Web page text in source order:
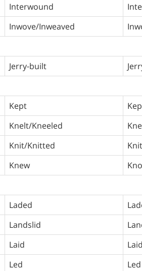
Interwound
Inwove/Inweaved
Jerry-built
Kept
Knelt/Kneeled
Knit/Knitted
Knew
Laded
Landslid
Laid
Led Led